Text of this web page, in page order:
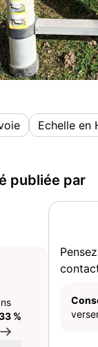
Echelle en
publiée par
%